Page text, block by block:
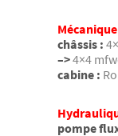
Mécanique
châssis :
–>4×4
cabine :
pompe